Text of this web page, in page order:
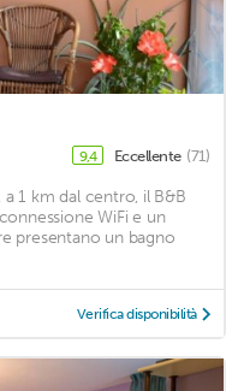
9,4 Eccellente (71)
1 km dal centro, il B&B
WiFi e un
presentano un bagno
Verifica disponibilità